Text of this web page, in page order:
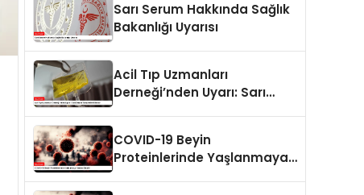
Sarı Serum Hakkında Sağlık
Bakanlığı Uyarısı
Acil Tıp Uzmanları
Derneği’nden Uyarı: Sarı
COVID-19 Beyin
Proteinlerinde Yaşlanmaya